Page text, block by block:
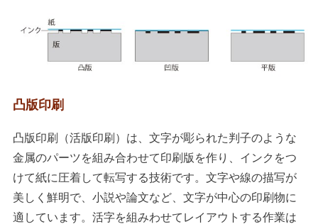
凸版印刷
凸版印刷（活版印刷）は、文字が彫られた判子のような
金属のパーツを組み合わせて印刷版を作り、インクをつ
けて紙に圧着して転写する技術です。文字や線の描写が
美しく鮮明で、小説や論文など、文字が中心の印刷物に
適しています。活字を組みわせてレイアウトする作業は